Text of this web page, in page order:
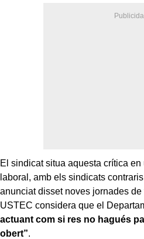
El sindicat situa aquesta crítica
laboral, amb els sindicats
anunciat disset noves jornades de
USTEC considera que el
actuant com si res no hagués
obert”.